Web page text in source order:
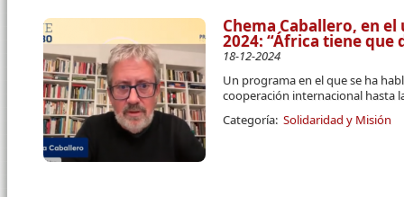
Chema Caballero, en
2024: “África tiene que
18-12-2024
Un programa en el que se ha
cooperación internacional hasta
Categoría: Solidaridad y Misión